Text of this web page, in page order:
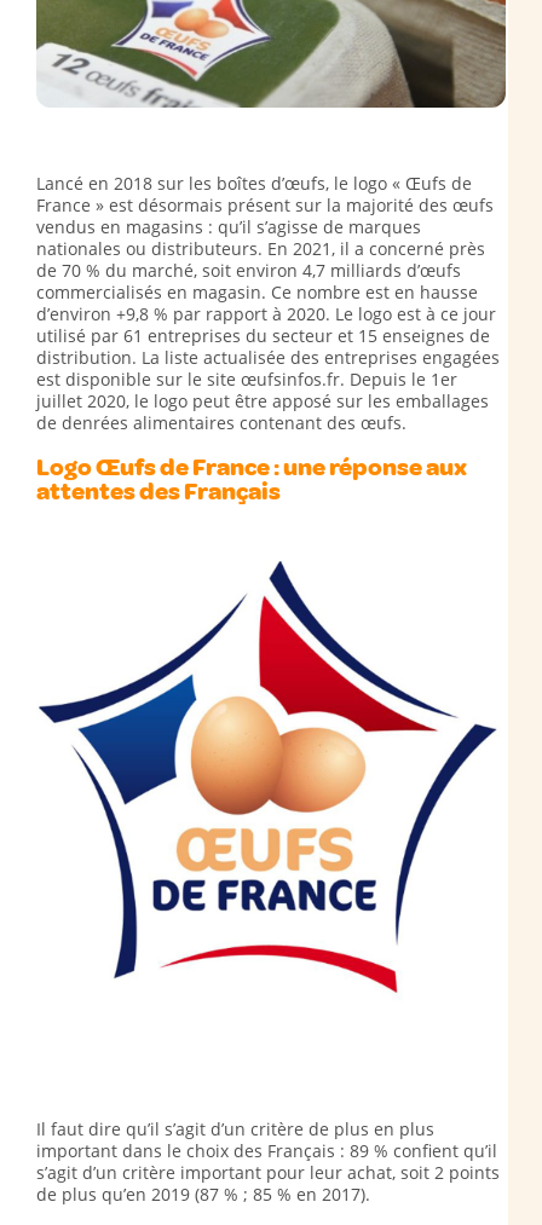
Lancé en 2018 sur les boîtes d’œufs, le logo « Œufs de
France » est désormais présent sur la majorité des œufs
vendus en magasins : qu’il s’agisse de marques
nationales ou distributeurs. En 2021, il a concerné près
de 70 % du marché, soit environ 4,7 milliards d’œufs
commercialisés en magasin. Ce nombre est en hausse
d’environ +9,8 % par rapport à 2020. Le logo est à ce jour
utilisé par 61 entreprises du secteur et 15 enseignes de
distribution. La liste actualisée des entreprises engagées
est disponible sur le site œufsinfos.fr. Depuis le 1er
juillet 2020, le logo peut être apposé sur les emballages
de denrées alimentaires contenant des œufs.
Logo Œufs de France : une réponse aux
attentes des Français
Il faut dire qu’il s’agit d’un critère de plus en plus
important dans le choix des Français : 89 % confient qu’il
s’agit d’un critère important pour leur achat, soit 2 points
de plus qu’en 2019 (87 % ; 85 % en 2017).